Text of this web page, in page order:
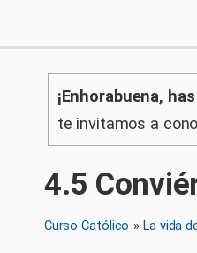
¡Enhorabuena,
te invitamos a
4.5
Curso Católico »La vida